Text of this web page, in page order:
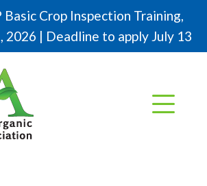
Crop Inspection Training,
2026 | Deadline to apply July 13